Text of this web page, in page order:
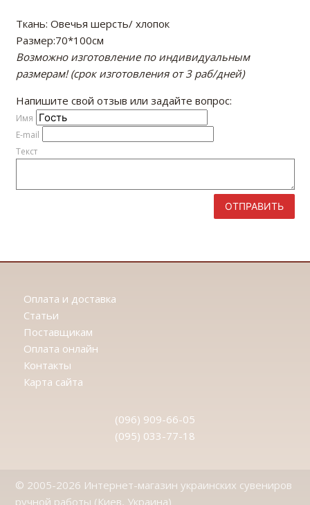
Ткань: Овечья шерсть/ хлопок
Размер:70*100см
Возможно изготовление по индивидуальным
размерам! (срок изготовления от 3 раб/дней)
Напишите свой отзыв или задайте вопрос:
Имя
E-mail
Текст
ОТПРАВИТЬ
Оплата и доставка
Статьи
Поставщикам
Оплата онлайн
Контакты
Карта сайта
(096) 909-66-05
(095) 033-77-18
© 2005-2026 Интернет-магазин украинских сувениров
ручной работы (Киев, Украина)